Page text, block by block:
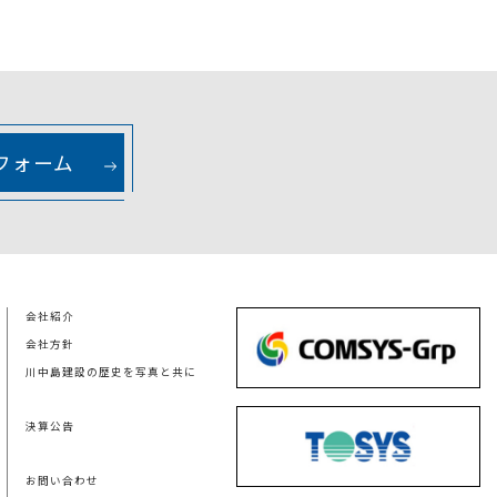
ォーム
会社紹介
会社方針
川中島建設の歴史を写真と共に
決算公告
お問い合わせ